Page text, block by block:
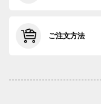
ご注文方法